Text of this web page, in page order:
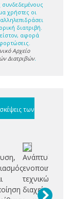
χρήστες οι
διατριβή.
αφορά
Αρχείο
Διατριβών.
των
Ανάπτυξη
τεχνικών
διαχείρισης